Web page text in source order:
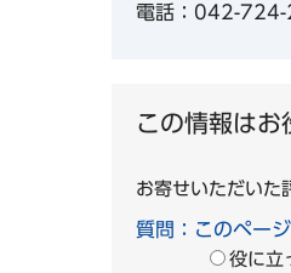
電話：042-
この情報はお
お寄せいただいた
質問：このペー
役に立